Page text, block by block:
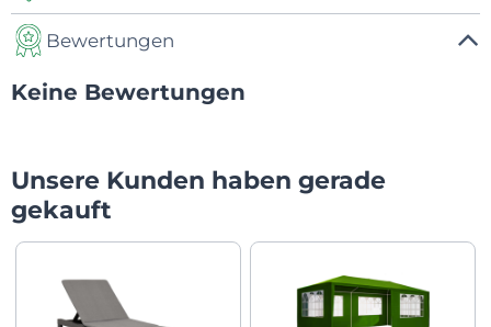
Manual
Bewertungen
Keine Bewertungen
Unsere Kunden haben gerade
gekauft